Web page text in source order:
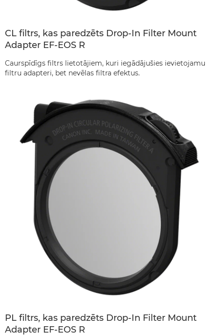
CL filtrs, kas paredzēts Drop-In Filter Mount
Adapter EF-EOS R
Caurspīdīgs filtrs lietotājiem, kuri iegādājušies ievietojamu
filtru adapteri, bet nevēlas filtra efektus.
PL filtrs, kas paredzēts Drop-In Filter Mount
Adapter EF-EOS R